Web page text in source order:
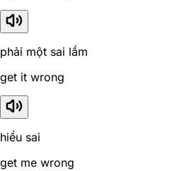
phải một sai lầm
get it wrong
hiểu sai
get me wrong